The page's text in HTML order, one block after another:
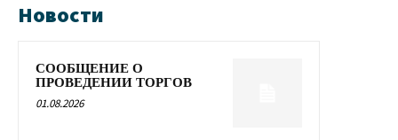
Новости
СООБЩЕНИЕ О
ПРОВЕДЕНИИ ТОРГОВ
01.08.2026